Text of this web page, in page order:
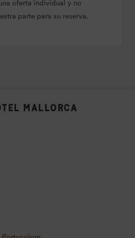
oferta individual y no
parte para su reserva.
MALLORCA